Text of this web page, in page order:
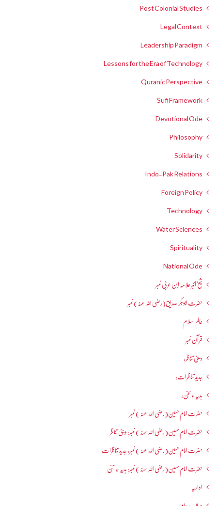
Post Colonial Studies
Legal Context
Leadership Paradigm
Lessons for the Era of Technology
Quranic Perspective
Sufi Framework
Devotional Ode
Philosophy
Solidarity
Indo-Pak Relations
Foreign Policy
Technology
Water Sciences
Spirituality
National Ode
شیخ اکبر علامہ ابن عربی نمبر
حضرت ابوبکر صدیق(رضی اللہ عنہ) نمبر
عالمِ اسلام
قرآن نمبر
دینی تناظر:
جدید تناظرات:
ہدیہ ءِسُخن:
حضرت امام حسین(رضی اللہ عنہ ) نمبر
حضرت امام حسین(رضی اللہ عنہ ) نمبر: دینی تناظر
حضرت امام حسین(رضی اللہ عنہ ) نمبر: جدید تناظرات
حضرت امام حسین(رضی اللہ عنہ ) نمبر: ہدیہ ءِ سُخن
اداریہ